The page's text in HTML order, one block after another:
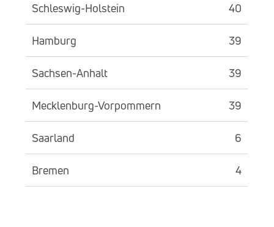
Schleswig-Holstein 40
Hamburg 39
Sachsen-Anhalt 39
Mecklenburg-Vorpommern 39
Saarland 6
Bremen 4